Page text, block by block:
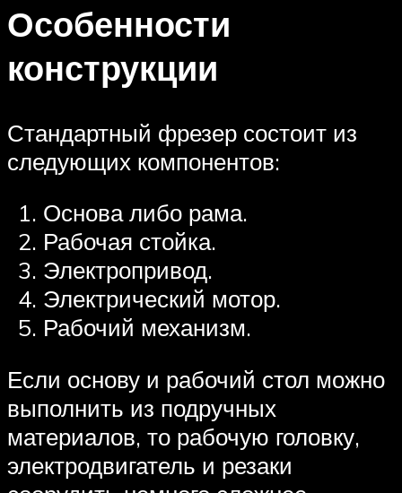
Особенности
конструкции
Стандартный фрезер состоит из
следующих компонентов:
Основа либо рама.
Рабочая стойка.
Электропривод.
Электрический мотор.
Рабочий механизм.
Если основу и рабочий стол можно
выполнить из подручных
материалов, то рабочую головку,
электродвигатель и резаки